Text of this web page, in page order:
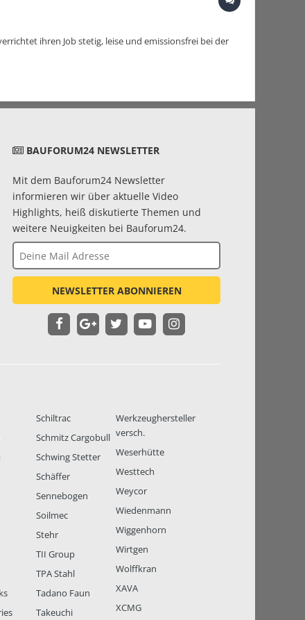
ihren Job stetig, leise und emissionsfrei bei der
BAUFORUM24 NEWSLETTER
Mit dem Bauforum24 Newsletter
informieren wir über aktuelle Video
Highlights, heiß diskutierte Themen und
weitere Neuigkeiten bei Bauforum24.
NEWSLETTER ABONNIEREN
Schiltrac
Schmitz Cargobull
Schwing Stetter
Schäffer
Sennebogen
Soilmec
Stehr
TII Group
TPA Stahl
Tadano Faun
Takeuchi
Werkzeughersteller
versch.
Weserhütte
Westtech
Weycor
Wiedenmann
Wiggenhorn
Wirtgen
Wolffkran
XAVA
XCMG